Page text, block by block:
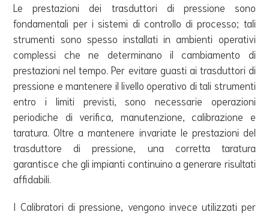
Le prestazioni dei trasduttori di pressione sono
fondamentali per i sistemi di controllo di processo; tali
strumenti sono spesso installati in ambienti operativi
complessi che ne determinano il cambiamento di
prestazioni nel tempo. Per evitare guasti ai trasduttori di
pressione e mantenere il livello operativo di tali strumenti
entro i limiti previsti, sono necessarie operazioni
periodiche di verifica, manutenzione, calibrazione e
taratura. Oltre a mantenere invariate le prestazioni del
trasduttore di pressione, una corretta taratura
garantisce che gli impianti continuino a generare risultati
affidabili.
I Calibratori di pressione, vengono invece utilizzati per